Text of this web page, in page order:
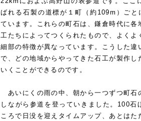
ばれる石製の道標が１町（約109m）ごと
ています。これらの町石は、鎌倉時代に各
工たちによってつくられたもので、よくよ
細部の特徴が異なっています。こうした違
で、どの地域からやってきた石工が製作し
いくことができるのです。
あいにくの雨の中、朝から一つずつ町石
しながら参道を登っていきました。100石
ころで日没を迎えタイムアップ、あとはた